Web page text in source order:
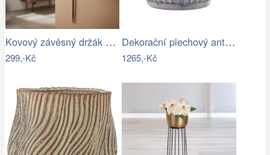
Kovový závěsný držák na květináč
299,-Kč
Dekorační plechový antik obal na…
1265,-Kč